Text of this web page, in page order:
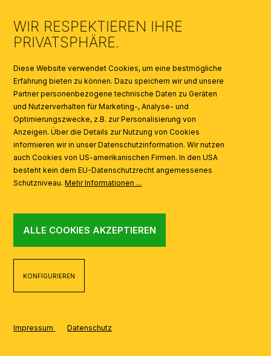
KATALOGE
AI
WIR RESPEKTIEREN IHRE
PRIVATSPHÄRE.
Diese Website verwendet Cookies, um eine bestmögliche
Erfahrung bieten zu können. Dazu speichern wir und unsere
Partner personenbezogene technische Daten zu Geräten
und Nutzerverhalten für Marketing-, Analyse- und
Optimierungszwecke, z.B. zur Personalisierung von
Anzeigen. Über die Details zur Nutzung von Cookies
informieren wir in unser Datenschutzinformation. Wir nutzen
auch Cookies von US-amerikanischen Firmen. In den USA
besteht kein dem EU-Datenschutzrecht angemessenes
Schutzniveau.Mehr Informationen ...
ALLE COOKIES AKZEPTIEREN
KONFIGURIEREN
Impressum Datenschutz